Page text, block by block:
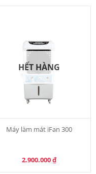
HẾT HÀNG
Máy làm mát iFan 300
2.900.000₫